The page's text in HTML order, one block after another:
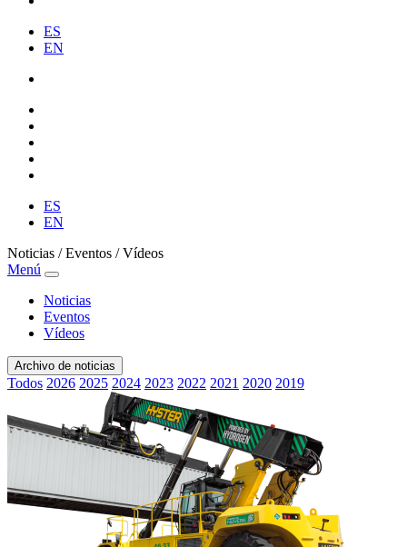
ES
EN
ES
EN
Noticias / Eventos / Vídeos
Menú
Noticias
Eventos
Vídeos
Archivo de noticias
Todos 2026 2025 2024 2023 2022 2021 2020 2019